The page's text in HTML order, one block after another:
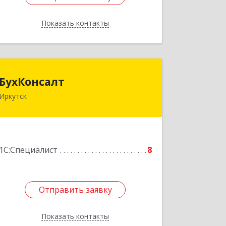
Показать контакты
Назад
БухКонсалт
Иркутск
1С:Специалист 8
Отправить заявку
Показать контакты
664074, Иркутская обл, Иркутск г,
Отправить заявку
Назад